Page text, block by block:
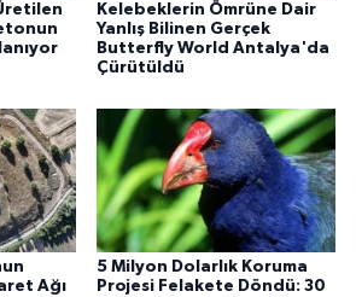
Kelebeklerin Ömrüne Dair
Yanlış Bilinen Gerçek
Butterfly World Antalya'da
Çürütüldü
Ağı
5 Milyon Dolarlık Koruma
Projesi Felakete Döndü: 30